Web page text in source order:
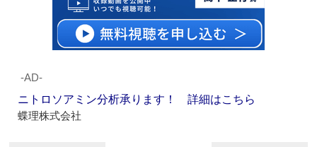
‐AD‐
ニトロソアミン分析承ります！ 詳細はこちら
蝶理株式会社